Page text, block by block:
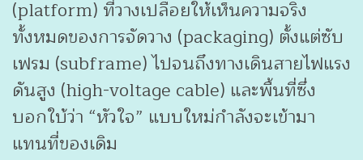
(platform) ที่วางเปลือยให้เห็นความจริง
ทั้งหมดของการจัดวาง (packaging) ตั้งแต่ซับ
เฟรม (subframe) ไปจนถึงทางเดินสายไฟแรง
ดันสูง (high-voltage cable) และพื้นที่ซึ่ง
บอกใบ้ว่า “หัวใจ” แบบใหม่กำลังจะเข้ามา
แทนที่ของเดิม